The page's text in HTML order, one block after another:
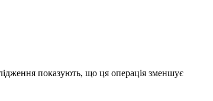
показують, що ця операція зменшує